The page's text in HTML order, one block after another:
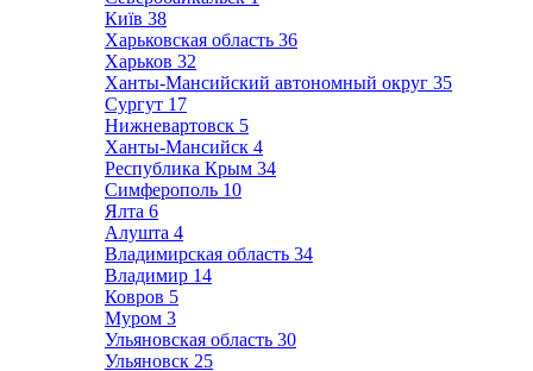
Київ 38
Харьковская область 36
Харьков 32
Ханты-Мансийский автономный округ 35
Сургут 17
Нижневартовск 5
Ханты-Мансийск 4
Республика Крым 34
Симферополь 10
Ялта 6
Алушта 4
Владимирская область 34
Владимир 14
Ковров 5
Муром 3
Ульяновская область 30
Ульяновск 25